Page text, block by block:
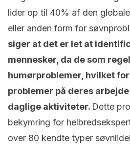
lider op til 40% af den
eller anden form for
siger at det er let at
mennesker, da de som
humørproblemer, hvilket
problemer på deres
daglige aktiviteter. Dette
bekymring for
over 80 kendte typer